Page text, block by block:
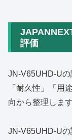
評価
JN‑V65UHD‑U
「耐久性」「用
向から整理します
JN‑V65UHD‑U